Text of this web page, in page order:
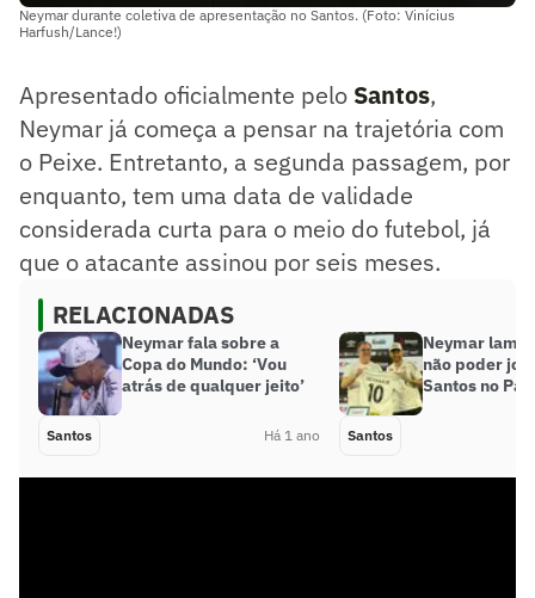
Neymar durante coletiva de apresentação no Santos. (Foto: Vinícius
Harfush/Lance!)
Apresentado oficialmente pelo Santos,
Neymar já começa a pensar na trajetória com
o Peixe. Entretanto, a segunda passagem, por
enquanto, tem uma data de validade
considerada curta para o meio do futebol, já
que o atacante assinou por seis meses.
RELACIONADAS
Neymar fala sobre a
Copa do Mundo: ‘Vou
atrás de qualquer jeito’
Santos Há 1 ano
Neymar
não poder
Santos no
Santos